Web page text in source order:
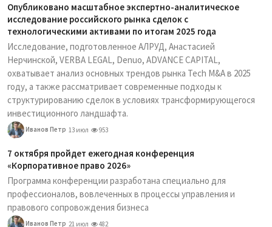
Опубликовано масштабное экспертно-аналитическое
исследование российского рынка сделок с
технологическими активами по итогам 2025 года
Исследование, подготовленное АЛРУД, Анастасией
Нерчинской, VERBA LEGAL, Denuo, ADVANCE CAPITAL,
охватывает анализ основных трендов рынка Tech M&A в 2025
году, а также рассматривает современные подходы к
структурированию сделок в условиях трансформирующегося
инвестиционного ландшафта.
Иванов Петр 13 июл 953
7 октября пройдет ежегодная конференция
«Корпоративное право 2026»
Программа конференции разработана специально для
профессионалов, вовлеченных в процессы управления и
правового сопровождения бизнеса
Иванов Петр 21 июл 482